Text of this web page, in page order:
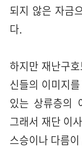
되지 않은 자금
다.
하지만 재난구
신들의 이미지
있는 상류층의
그래서 재단 이
스승이나 다름